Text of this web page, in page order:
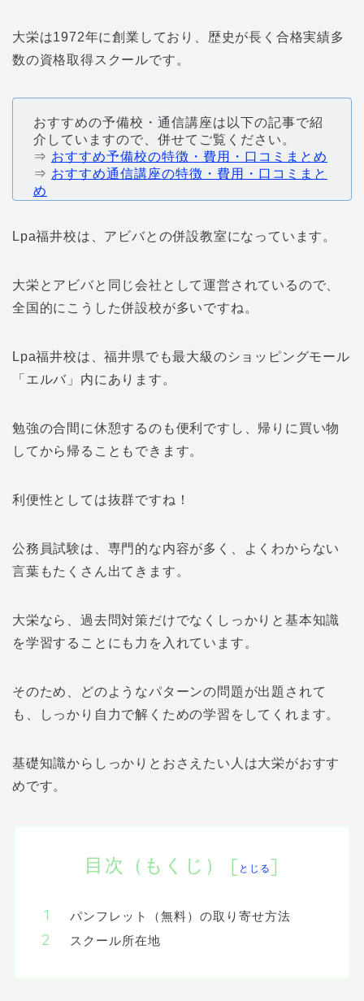
大栄は1972年に創業しており、歴史が長く合格実績多
数の資格取得スクールです。
おすすめの予備校・通信講座は以下の記事で紹
介していますので、併せてご覧ください。
⇒ おすすめ予備校の特徴・費用・口コミまとめ
⇒ おすすめ通信講座の特徴・費用・口コミまと
め
Lpa福井校は、アビバとの併設教室になっています。
大栄とアビバと同じ会社として運営されているので、
全国的にこうした併設校が多いですね。
Lpa福井校は、福井県でも最大級のショッピングモール
「エルバ」内にあります。
勉強の合間に休憩するのも便利ですし、帰りに買い物
してから帰ることもできます。
利便性としては抜群ですね！
公務員試験は、専門的な内容が多く、よくわからない
言葉もたくさん出てきます。
大栄なら、過去問対策だけでなくしっかりと基本知識
を学習することにも力を入れています。
そのため、どのようなパターンの問題が出題されて
も、しっかり自力で解くための学習をしてくれます。
基礎知識からしっかりとおさえたい人は大栄がおすす
めです。
目次（もくじ） [ とじる]
パンフレット（無料）の取り寄せ方法
スクール所在地